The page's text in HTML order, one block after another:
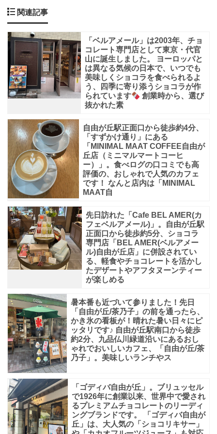
レ
イ
税
込
￥1,980（本
体
価
¥1,800）」
「か
き
氷
ベ
リ
ー
フ
ロ
マ
ー
ュ
関連記事
「ベルアメール」は2003年、チョ
コレート専門店として東京・代官
山に誕生しました。 ヨーロッパと
は異なる気候の日本で、いつでも
美味しくショコラを食べられるよ
う、四季に寄り添うショコラが作
られています
創業時から、選び
抜かれた素
自由が丘駅正面口から徒歩約4分、
「すずかけ通り」にある
「MINIMAL MAAT COFFEE自由が
丘店（ミニマルマートコーヒ
ー）」。食べログの口コミでも高
評価の、おしゃれで人気のカフェ
です！ なんと店内は「MINIMAL
MAAT自
先日訪れた「Cafe BEL AMER(カ
フェベルアメール)」。自由が丘駅
正面口から徒歩約5分、ショコラ
専門店「BEL AMER(ベルアメー
ル)自由が丘店」に併設されてい
る、軽食やチョコレートを活かし
たデザートやアフタヌーンティー
が楽しめる
暑本番も近づいて参りました！先日
「自由が丘/茶乃子」の前を通ったら、
かき氷の看板が！晴れた暑い日々にピ
ッタリです♪ 自由が丘駅南口から徒歩
約2分、九品仏川緑道沿いにあるおし
ゃれでおいしいカフェ、「自由が丘/茶
乃子」。美味しいランチやス
「ゴディバ自由が丘」。ブリュッセル
で1926年に創業以来、世界中で愛され
るプレミアムチョコレートのリーディ
ングブランドです。 「ゴディバ自由が
丘」は、大人気の「ショコリキサー」